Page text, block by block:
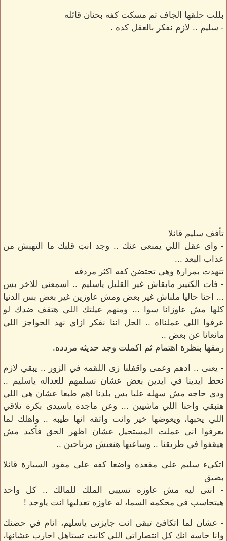
بللت حلقها الجاف ثم مسكت كفه بحنان قائله
- سليم .. لازم نفكر بالعقل كده .
تأفف سليم قائلا
- واى عقل اللي يمنعى عنك .. وجد انتِ قلبك ما التهبش من
عذاب البعد ...
تنهدت بمرارة وهى تحتضن كفه اكثر مردفه
- فات الكتيير مابقاش غير القليل ياسليم .. اسمعنى للاخر بس
... احنا حاليا ملناش غير بعض ومش عاوزين غير بعض بس الدنيا
كلها مش عاوزانا سوا ... ومنهم عيلتك اللي هتقف ضدك لو
عرفوا اللي عملنااه .. الحل اننا نفكر ازاي نهد الحواجز اللي
مانعانا عن بعض ..
رمقها بنظرة اهتمام ثم اكملت وجد حديثه مردده.
- يعنى .. ادهم وعمى واقفلنا زى اللقمه في الزور .. يبقي لازم
نحط ايدينا في ايدين بعض عشان نسلمهم للعداله ياسليم ..
ودى حاجه مش سهله عليا بس بلدنا اهم طبعا عشان هى اللي
هتبقي واحنا اللي ماشيين ... وعن ماجدة ياسيدى بكرة تلاقي
اللي يحبها، ويعوضها خير وانت واثقه انها طيبه .. واهلك لما
يعرفوا انى عملت المستحيل عشان اظهر الحق فأكيد مش
هيقفوا في طريقنا .. وساعتها هنعيش مرتاحين ..
اتكىء سليم على مقعده واضعا كفه على مقود السيارة قائلا
بضيق
- انتى ليه مش عاوزه تسيبى الملك للمالك .. كل واحد
هيتحاسب في محكمه السما، له عاوزه تعدليها انت ياوجد !
- عشان لما اتكافئ تبقى انت جايزتى ياسليم، انام في حضنك
وانا حاسه انك كل انتصاراتى اللي كانت تستاهل احارب عشانها،